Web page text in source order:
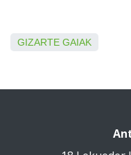
GIZARTE GAIAK